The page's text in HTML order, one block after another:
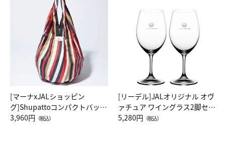
[マーナxJALショッピン
グ]Shupattoコンパクトバッグ
Drop JAL客室乗務員（LC）ス
3,960円 （税込）
[リーデル]JALオリジナル オヴ
ァチュア ワイングラス2脚セッ
ト（レッドワイン）
5,280円 （税込）